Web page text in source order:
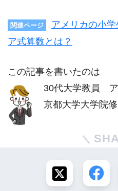
関連ページ
アメリカの小
ア式算数とは？
この記事を書いたのは
30代大学教員
京都大学大学院